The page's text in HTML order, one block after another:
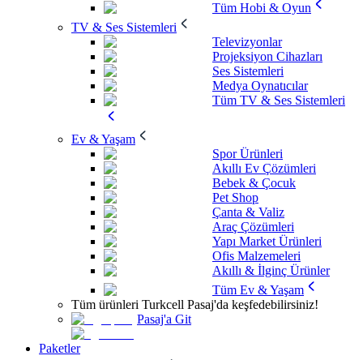
Tüm Hobi & Oyun
TV & Ses Sistemleri
Televizyonlar
Projeksiyon Cihazları
Ses Sistemleri
Medya Oynatıcılar
Tüm TV & Ses Sistemleri
Ev & Yaşam
Spor Ürünleri
Akıllı Ev Çözümleri
Bebek & Çocuk
Pet Shop
Çanta & Valiz
Araç Çözümleri
Yapı Market Ürünleri
Ofis Malzemeleri
Akıllı & İlginç Ürünler
Tüm Ev & Yaşam
Tüm ürünleri Turkcell Pasaj'da keşfedebilirsiniz!
Pasaj'a Git
Paketler